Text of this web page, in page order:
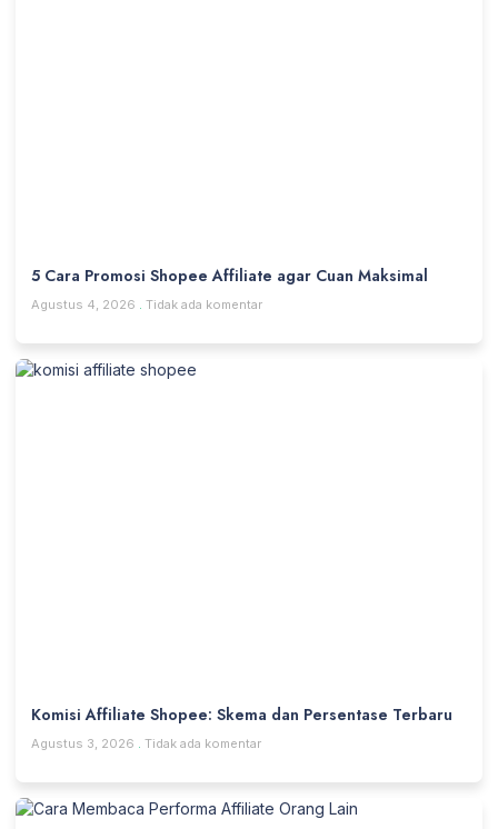
5 Cara Promosi Shopee Affiliate agar Cuan Maksimal
Agustus 4, 2026 Tidak ada komentar
Komisi Affiliate Shopee: Skema dan Persentase Terbaru
Agustus 3, 2026 Tidak ada komentar